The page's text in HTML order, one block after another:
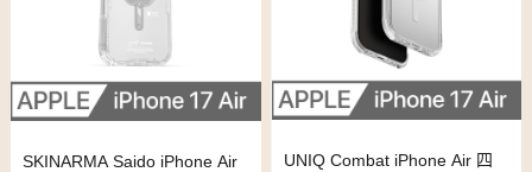
SKINARMA Saido iPhone Air
UNIQ Combat iPhone Air 四